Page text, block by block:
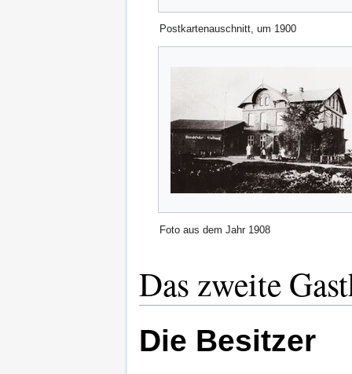
Postkartenauschnitt, um 1900
Foto aus dem Jahr 1908
Das zweite
Die Besitzer